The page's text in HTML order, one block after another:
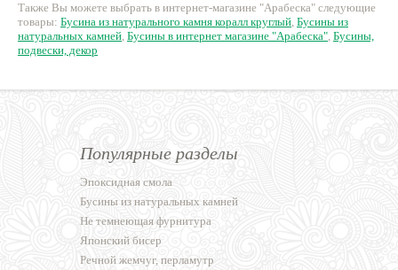
Также Вы можете выбрать в интернет-магазине "Арабеска" следующие
товары: Бусина из натурального камня коралл круглый, Бусины из
натуральных камней, Бусины в интернет магазине "Арабеска", Бусины,
подвески, декор
Популярные разделы
Эпоксидная смола
Бусины из натуральных камней
Не темнеющая фурнитура
Японский бисер
Речной жемчуг, перламутр